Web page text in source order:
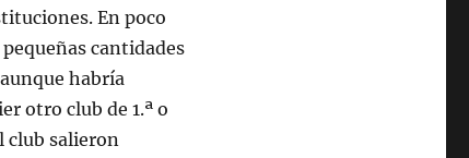
En poco
cantidades
habría
otro club de 1.ª o
club salieron